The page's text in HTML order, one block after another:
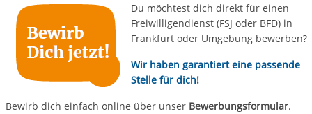
Du möchtest dich direkt für einen
Freiwilligendienst (FSJ oder BFD) in
Frankfurt oder Umgebung bewerben?
Wir haben garantiert eine passende
Stelle für dich!
Bewirb dich einfach online über unser Bewerbungsformular.